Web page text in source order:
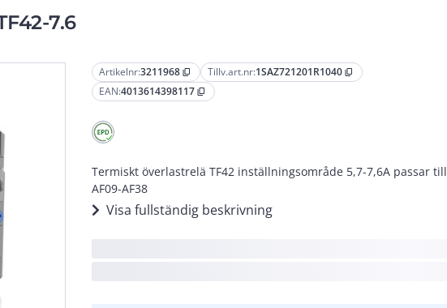
7.6
Artikelnr:3211968 content_copy Tillv.art.nr:1SAZ721201R1040 content_copy
EAN:4013614398117 content_copy
Termiskt överlastrelä TF42 inställningsområde 5,7-7,6A passar till
AF09-AF38
Visa fullständig beskrivning